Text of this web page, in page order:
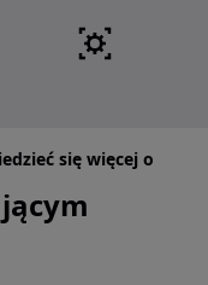
się więcej o